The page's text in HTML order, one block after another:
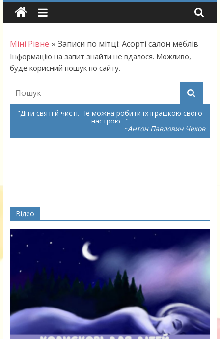
Skip
Міні Рівне » Записи по мітці: Асорті салон меблів
Інформацію на запит знайти не вдалося. Можливо,
буде корисний пошук по сайту.
Діти святі й чисті. Не можна робити їх іграшкою свого
настрою.
~Антон Павлович Чехов
Відео